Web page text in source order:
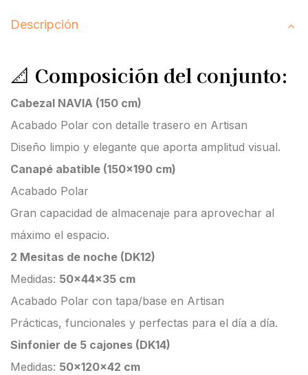
Descripción
📐 Composición del conjunto:
Cabezal NAVIA (150 cm)
Acabado Polar con detalle trasero en Artisan
Diseño limpio y elegante que aporta amplitud visual.
Canapé abatible (150×190 cm)
Acabado Polar
Gran capacidad de almacenaje para aprovechar al
máximo el espacio.
2 Mesitas de noche (DK12)
Medidas: 50x44x35 cm
Acabado Polar con tapa/base en Artisan
Prácticas, funcionales y perfectas para el día a día.
Sinfonier de 5 cajones (DK14)
Medidas: 50x120x42 cm